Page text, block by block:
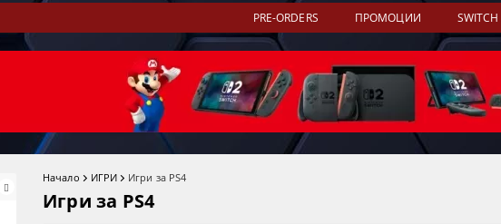
PRE-ORDERS ПРОМОЦИИ
Начало ИГРИ Игри за PS4
Игри за PS4